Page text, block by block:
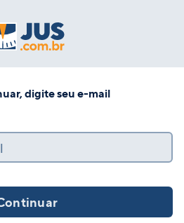
digite seu e-mail